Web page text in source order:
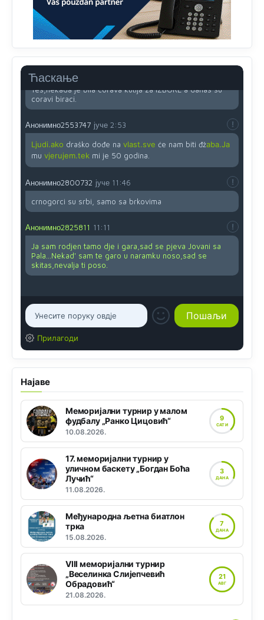
Ћаскање
Анонимно2818605 јуче 11:45
Ovo pravilo jeste unijelo opravdan strah, posebno kada
su u pitanju starije osobe, osobe sa slabijim vidom ili
Yes,nekada je bila corava kutija za IZBORE a danas su
coravi biraci.
Анонимно2553747 јуче 2:53
Ljudi.ako draško dođe na vlast.sve će nam biti đžaba.Ja
mu vjerujem.tekmi je 50 godina.
Анонимно2800732 јуче 11:46
crnogorci su srbi, samo sa brkovima
Анонимно2825811 11:11
Ja sam rodjen tamo dje i gara,sad se pjeva Jovani sa
Pala...Nekad' sam te garo u naramku noso,sad se
skitas,nevalja ti poso.
Прилагоди
Најаве
Меморијални турнир у малом
фудбалу „Ранко Цицовић“
10.08.2026.
9
САТИ
17. меморијални турнир у
уличном баскету „Богдан Боћа
Лучић“
11.08.2026.
3
ДАНА
Међународна љетна биатлон
трка
15.08.2026.
7
ДАНА
VIII меморијални турнир
„Веселинка Слијепчевић
Обрадовић“
21.08.2026.
21
АВГ